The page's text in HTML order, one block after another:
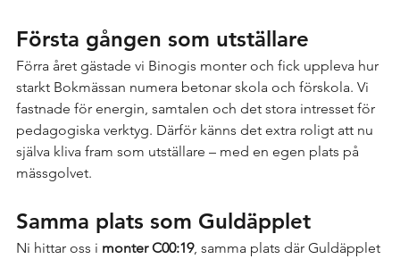
Första gången som utställare
Förra året gästade vi Binogis monter och fick uppleva hur
starkt Bokmässan numera betonar skola och förskola. Vi
fastnade för energin, samtalen och det stora intresset för
pedagogiska verktyg. Därför känns det extra roligt att nu
själva kliva fram som utställare – med en egen plats på
mässgolvet.
Samma plats som Guldäpplet
Ni hittar oss i monter C00:19, samma plats där Guldäpplet